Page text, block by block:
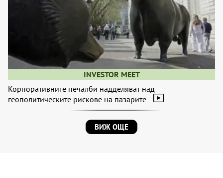
INVESTOR MEET
Корпоративните печалби надделяват над
геополитическите рискове на пазарите
ВИЖ ОЩЕ